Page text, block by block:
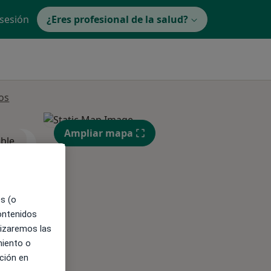
¿Eres profesional de la salud?
Ampliar mapa
(o
las
o
en